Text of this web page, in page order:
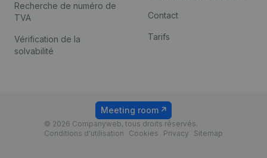
Recherche de numéro de
TVA
Vérification de la
solvabilité
Contact
Tarifs
© 2026 Companyweb, tous droits réservés.
Conditions d'utilisation
Cookies Privacy Sitemap
Meeting room